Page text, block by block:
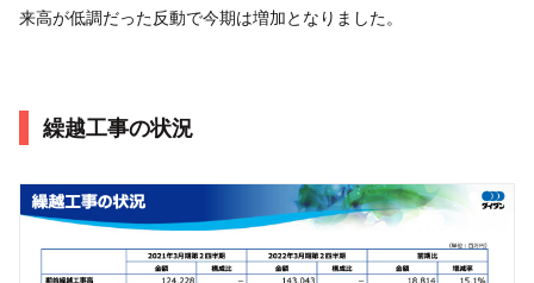
来高が低調だった反動で今期は増加となりました。
繰越工事の状況